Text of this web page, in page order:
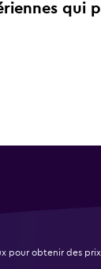
qui
pour obtenir des